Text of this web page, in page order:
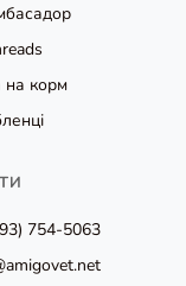
на корм
754-5063